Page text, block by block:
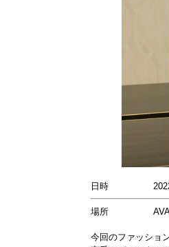
日時 2022年8
場所 AVA
今回のファッショ